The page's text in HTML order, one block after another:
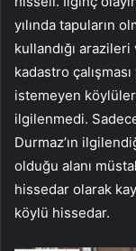
yılında tapuların
kullandığı
kadastro
istemeyen
ilgilenmedi.
Durmaz’ın
olduğu alanı
hissedar olarak
köylü hissedar.